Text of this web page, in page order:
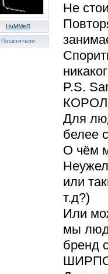
HuMMeR
Посетители
Не
P.S.
Для
белее
О чём
или
т.д?)
Или
мы
бренд